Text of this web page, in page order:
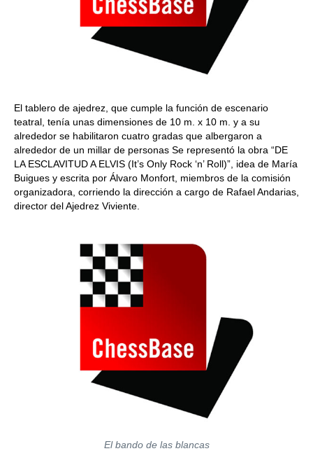
El tablero de ajedrez, que cumple la función de escenario
teatral, tenía unas dimensiones de 10 m. x 10 m. y a su
alrededor se habilitaron cuatro gradas que albergaron a
alrededor de un millar de personas Se representó la obra “DE
LA ESCLAVITUD A ELVIS (It’s Only Rock ‘n’ Roll)”, idea de María
Buigues y escrita por Álvaro Monfort, miembros de la comisión
organizadora, corriendo la dirección a cargo de Rafael Andarias,
director del Ajedrez Viviente.
El bando de las blancas